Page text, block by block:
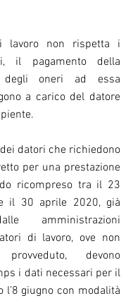
lavoro non rispetta i
il pagamento della
degli oneri ad essa
a carico del datore
datori che richiedono
per una prestazione
ricompreso tra il 23
il 30 aprile 2020, già
amministrazioni
di lavoro, ove non
devono
i dati necessari per il
l’8 giugno con modalità